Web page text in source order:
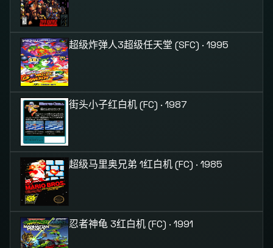
超级炸弹人3超级任天堂 (SFC) · 1995
街头小子红白机 (FC) · 1987
超级马里奥兄弟 1红白机 (FC) · 1985
忍者神龟 3红白机 (FC) · 1991